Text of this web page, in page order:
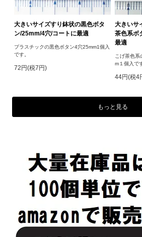
大きいサイズすり鉢状の黒色ボタ
ン/25mm/4穴/コートに最適
プラスチックの黒色ボタン4穴25mm1個入
です。
72円(税7円)
大きいサ
茶色系ボ
最適
こげ茶色
m１個入で
44円(税4
もっと見る